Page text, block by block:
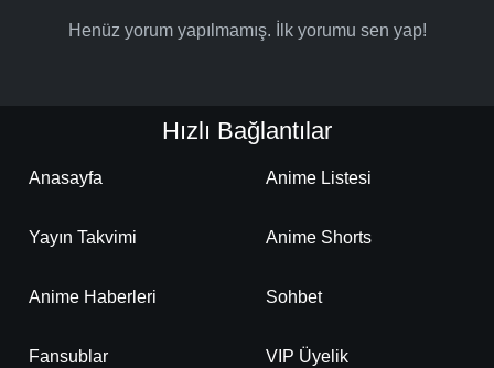
Henüz yorum yapılmamış. İlk yorumu sen yap!
Hızlı Bağlantılar
Anasayfa Anime Listesi
Yayın Takvimi Anime Shorts
Anime Haberleri Sohbet
Fansublar VIP Üyelik